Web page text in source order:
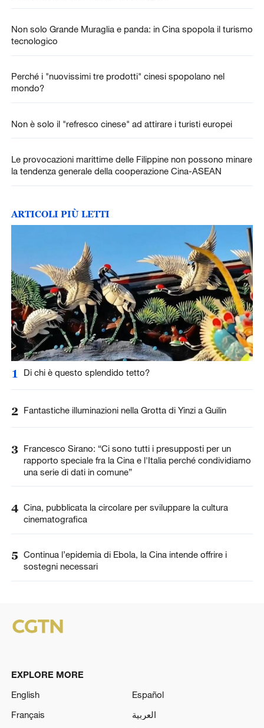
Non solo Grande Muraglia e panda: in Cina spopola il turismo
tecnologico
Perché i "nuovissimi tre prodotti" cinesi spopolano nel
mondo?
Non è solo il "refresco cinese" ad attirare i turisti europei
Le provocazioni marittime delle Filippine non possono minare
la tendenza generale della cooperazione Cina-ASEAN
ARTICOLI PIÙ LETTI
1 Di chi è questo splendido tetto?
2 Fantastiche illuminazioni nella Grotta di Yinzi a Guilin
3 Francesco Sirano: “Ci sono tutti i presupposti per un
rapporto speciale fra la Cina e l'Italia perché condividiamo
una serie di dati in comune”
4 Cina, pubblicata la circolare per sviluppare la cultura
cinematografica
5 Continua l’epidemia di Ebola, la Cina intende offrire i
sostegni necessari
EXPLORE MORE
English
Español
Français
العربية